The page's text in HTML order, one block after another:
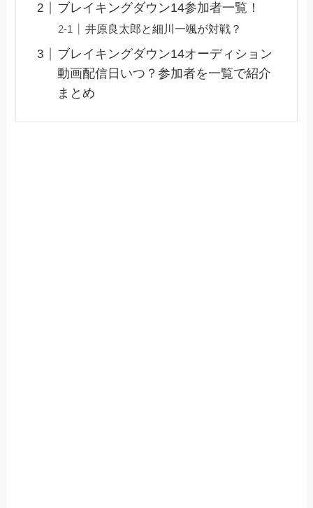
ブレイキングダウン14参加者一覧！
井原良太郎と細川一颯が対戦？
ブレイキングダウン14オーディション
動画配信日いつ？参加者を一覧で紹介
まとめ